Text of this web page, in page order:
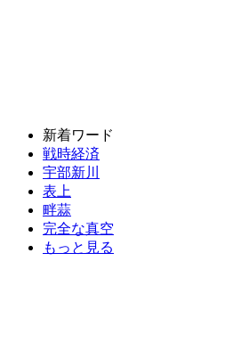
新着ワード
戦時経済
宇部新川
表上
畔蒜
完全な真空
もっと見る